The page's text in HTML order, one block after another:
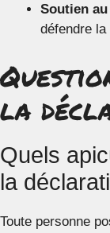
Soutien
défendre
la
Quels
la
Toute personne